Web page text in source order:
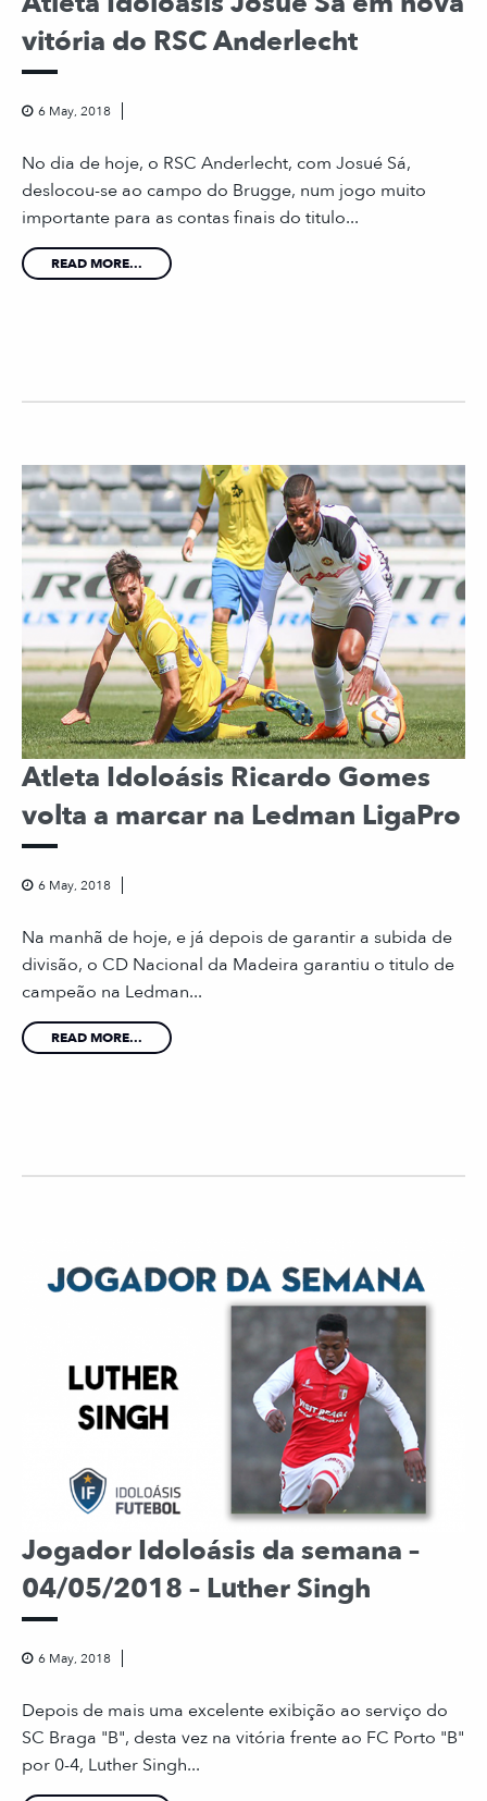
vitória do RSC Anderlecht
6 May, 2018
No dia de hoje, o RSC Anderlecht, com Josué Sá,
deslocou-se ao campo do Brugge, num jogo muito
importante para as contas finais do titulo...
READ MORE...
Atleta Idoloásis Ricardo Gomes
volta a marcar na Ledman LigaPro
6 May, 2018
Na manhã de hoje, e já depois de garantir a subida de
divisão, o CD Nacional da Madeira garantiu o titulo de
campeão na Ledman...
READ MORE...
Jogador Idoloásis da semana –
04/05/2018 – Luther Singh
6 May, 2018
Depois de mais uma excelente exibição ao serviço do
SC Braga "B", desta vez na vitória frente ao FC Porto "B"
por 0-4, Luther Singh...